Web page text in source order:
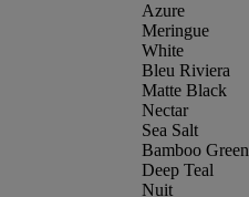
Azure
Meringue
White
Bleu Riviera
Matte Black
Nectar
Sea Salt
Bamboo Green
Deep Teal
Nuit